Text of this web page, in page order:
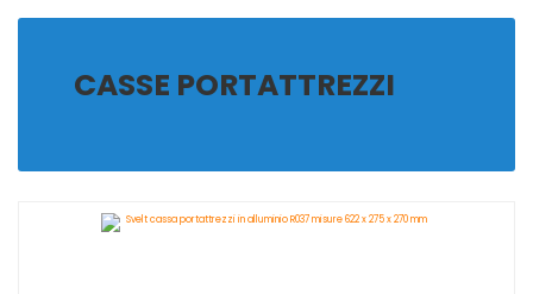
CASSE PORTATTREZZI